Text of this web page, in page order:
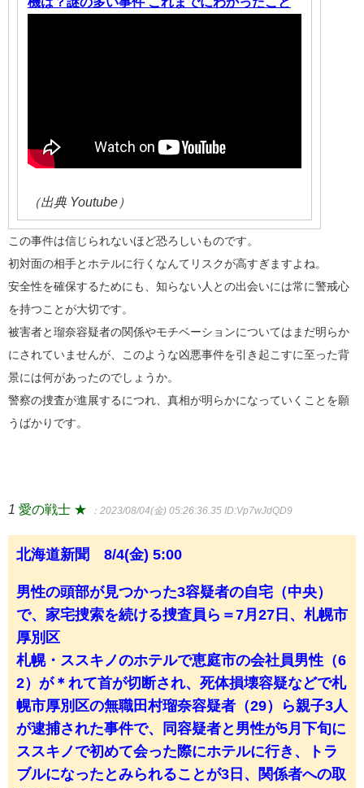
（出典 Youtube）
この事件は信じられないほど恐ろしいものです。
初対面の相手とホテルに行くなんてリスクが高すぎますよね。
安全性を確保するためにも、知らない人との出会いには常に警戒心
を持つことが大切です。
被害者と瑠奈容疑者の関係やモチベーションについてはまだ明らか
にされていませんが、このような凶悪事件を引き起こすに至った背
景には何があったのでしょうか。
警察の捜査が進展するにつれ、真相が明らかになっていくことを願
うばかりです。
1 愛の戦士 ★ ：2023/08/04(金) 05:26:36.35 ID:Vp7wJdQD9
北海道新聞 8/4(金) 5:00
男性の頭部が見つかった3容疑者の自宅（中央）
で、家宅捜索を続ける捜査員ら＝7月27日、札幌市
厚別区
札幌・ススキノのホテルで恵庭市の会社員男性（6
2）が＊れて首が切断され、死体損壊容疑などで札
幌市厚別区の無職田村瑠奈容疑者（29）ら親子3人
が逮捕された事件で、同容疑者と男性が5月下旬に
ススキノで初めて会った際にホテルに行き、トラ
ブルになったとみられることが3日、関係者への取